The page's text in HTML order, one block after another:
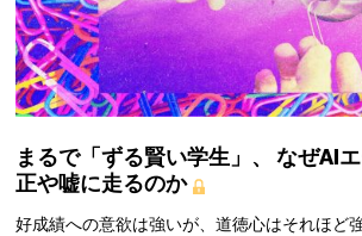
まるで「ずる賢い学生」、 なぜAI
正や嘘に走るのか
好成績への意欲は強いが、道徳心はそれほ